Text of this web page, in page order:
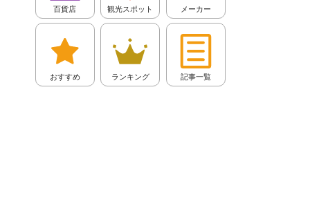
百貨店 観光スポット メーカー
おすすめ ランキング 記事一覧